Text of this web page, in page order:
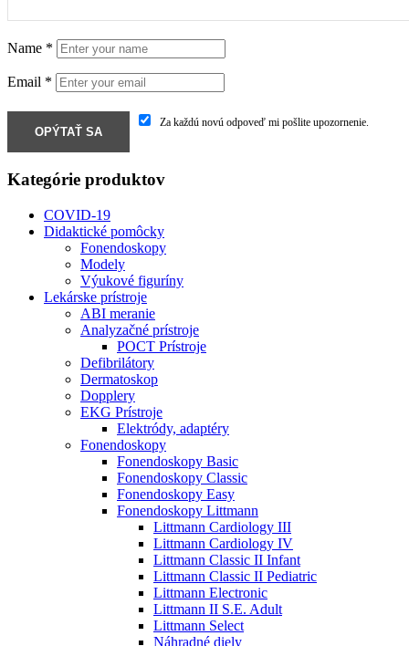
Name *
Email *
Za každú novú odpoveď mi pošlite upozornenie.
Kategórie produktov
COVID-19
Didaktické pomôcky
Fonendoskopy
Modely
Výukové figuríny
Lekárske prístroje
ABI meranie
Analyzačné prístroje
POCT Prístroje
Defibrilátory
Dermatoskop
Dopplery
EKG Prístroje
Elektródy, adaptéry
Fonendoskopy
Fonendoskopy Basic
Fonendoskopy Classic
Fonendoskopy Easy
Fonendoskopy Littmann
Littmann Cardiology III
Littmann Cardiology IV
Littmann Classic II Infant
Littmann Classic II Pediatric
Littmann Electronic
Littmann II S.E. Adult
Littmann Select
Náhradné diely